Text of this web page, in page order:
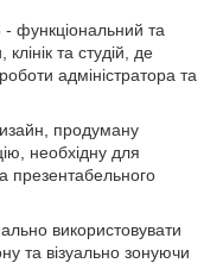
- функціональний та
та студій, де
адміністратора та
продуману
необхідну для
презентабельного
використовувати
та візуально зонуючи